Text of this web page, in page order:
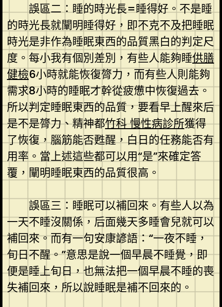
誤區二：睡的時光長=睡得好。不是睡
的時光長就闡明睡得好，即不克不及把睡眠
時光是非作為睡眠東西的品質黑白的判定尺
度。每小我有個別差別，有些人能夠睡供膳
健檢6小時就能恢復膂力，而有些人則能夠
需求8小時的睡眠才幹從疲憊中恢復過去。
所以判定睡眠東西的品質，要看早上醒來后
是不是膂力、精神都竹科 慢性病診所獲得
了恢復，腦筋能否甦醒，白日的任務能否有
用率。當上述這些都可以用“是”來確定答
覆，闡明睡眠東西的品質很高。
誤區三：睡眠可以補回來。有些人以為
一天不睡沒關係，后面幾天多睡會兒就可以
補回來。而有一句安康諺語：“一夜不睡，
旬日不醒。”意思是說一個早晨不睡覺，即
便是睡上旬日，也無法把一個早晨不睡的喪
失補回來，所以說睡眠是補不回來的。